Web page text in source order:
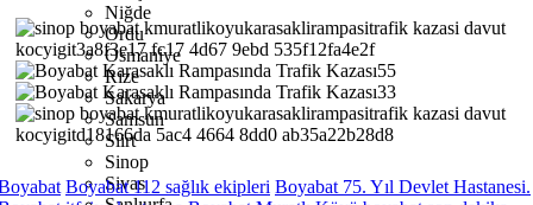
Niğde
Ordu
Osmaniye
Rize
Sakarya
Samsun
Siirt
Sinop
Sivas
Boyabat 112 sağlık ekipleri Boyabat 75. Yıl Devlet Hastanesi.